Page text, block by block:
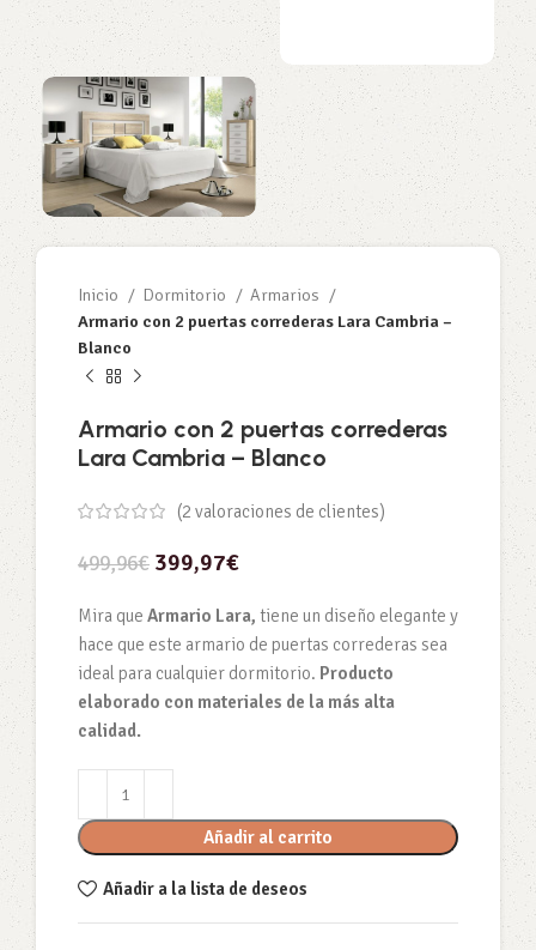
Inicio Dormitorio
Armarios
Armario con 2 puertas correderas Lara Cambria –
Blanco
Armario con 2 puertas correderas
Lara Cambria – Blanco
(2 valoraciones de clientes)
499,96€ 399,97€
Mira que Armario Lara, tiene un diseño elegante y
hace que este armario de puertas correderas sea
ideal para cualquier dormitorio. Producto
elaborado con materiales de la más alta
calidad.
Añadir al carrito
Añadir a la lista de deseos